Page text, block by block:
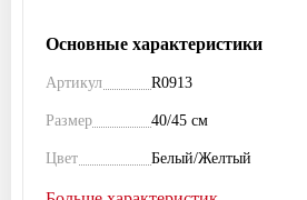
Основные характеристики
Артикул R0913
Размер 40/45 см
Цвет Белый/Желтый